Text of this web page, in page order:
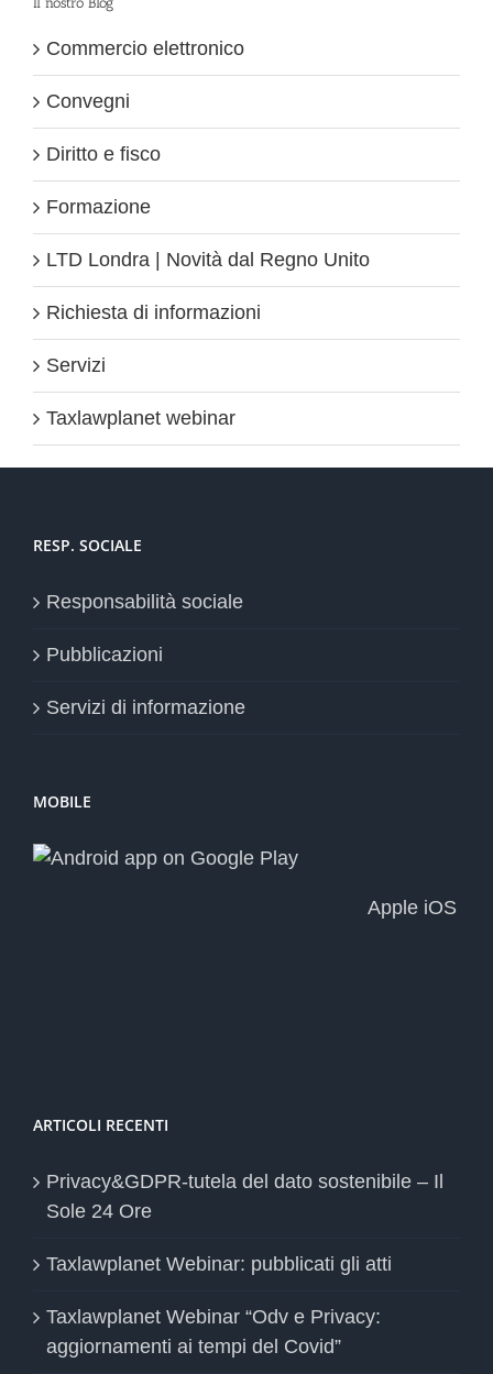
Commercio elettronico
Convegni
Diritto e fisco
Formazione
LTD Londra | Novità dal Regno Unito
Richiesta di informazioni
Servizi
Taxlawplanet webinar
RESP. SOCIALE
Responsabilità sociale
Pubblicazioni
Servizi di informazione
MOBILE
Apple iOS
ARTICOLI RECENTI
Privacy&GDPR-tutela del dato sostenibile – Il
Sole 24 Ore
Taxlawplanet Webinar: pubblicati gli atti
Taxlawplanet Webinar “Odv e Privacy:
aggiornamenti ai tempi del Covid”